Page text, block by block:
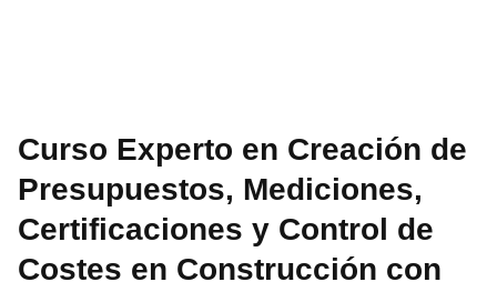
Curso Experto en Creación de
Presupuestos, Mediciones,
Certificaciones y Control de
Costes en Construcción con